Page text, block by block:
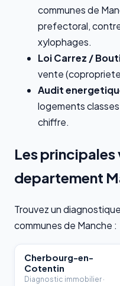
communes de
prefectoral,
xylophages.
Loi Carrez /
vente
Audit
logements
chiffre.
Les principales
departement
Trouvez un
communes de Manche :
Cherbourg-en-
Cotentin
Diagnostic immobilier ·